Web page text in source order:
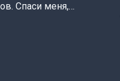
Спаси меня,…